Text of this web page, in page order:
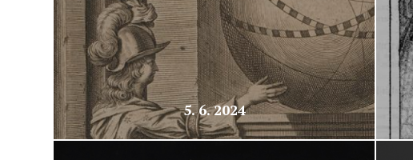
5. 6. 2024